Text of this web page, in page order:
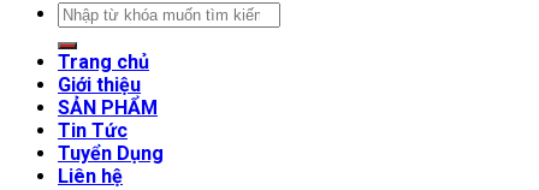
Search
for:
Trang chủ
Giới thiệu
SẢN PHẨM
Tin Tức
Tuyển Dụng
Liên hệ